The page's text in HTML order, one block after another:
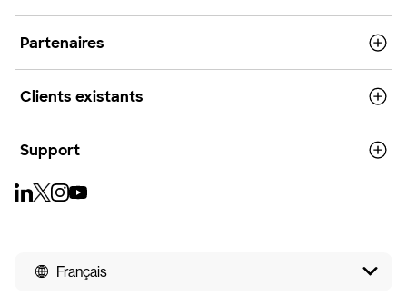
Partenaires
Clients existants
Support
Français